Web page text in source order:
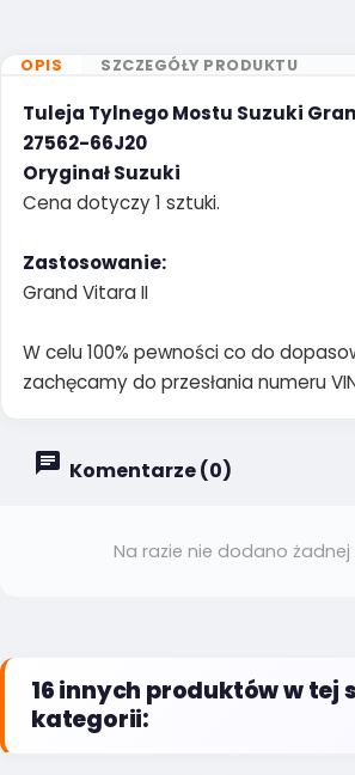
OPIS SZCZEGÓŁY PRODUKTU
Tuleja Tylnego Mostu Suzuki
27562-66J20
Oryginał Suzuki
Cena dotyczy 1 sztuki.
Zastosowanie:
Grand Vitara II
W celu 100% pewności co do
zachęcamy do przesłania numeru
Komentarze (0)
Na razie nie dodano żadnej
16 innych produktów w tej
kategorii: